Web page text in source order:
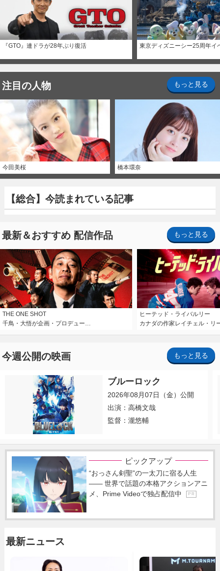
『GTO』連ドラが28年ぶり復活 東京ディズニーシー25周年イ
注目の人物 もっと見る
今田美桜 橋本環奈
【総合】今読まれている記事
最新＆おすすめ 配信作品 もっと見る
THE ONE SHOT
千鳥・大悟が企画・プロデュー…
ヒーテッド・ライバルリー
カナダの作家レイチェル・リ
今週公開の映画 もっと見る
ブルーロック
2026年08月07日（金）公開
出演：高橋文哉
監督：瀧悠輔
ピックアップ
“おっさん剣聖”の一太刀に宿る人生
―― 世界で話題の本格アクションアニ
メ、Prime Videoで独占配信中
P R
最新ニュース